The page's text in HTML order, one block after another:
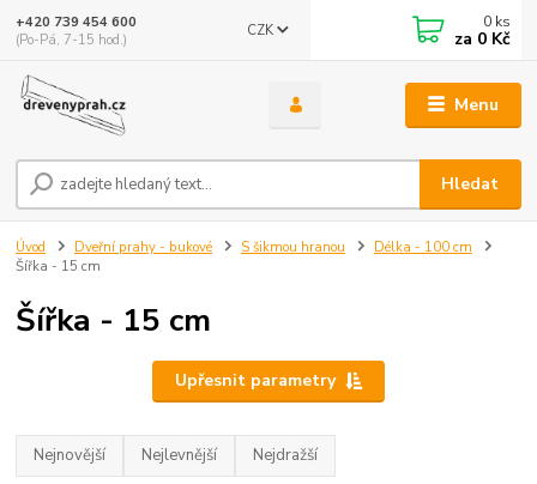
Menu
CZK
Hledat
+420 739 454 600
(Po-Pá, 7-15 hod.)
0 ks
za 0 Kč
Úvod Dveřní prahy - bukové S šikmou hranou
Délka - 100 cm
Šířka - 15 cm
Šířka - 15 cm
Upřesnit parametry
Nejnovější Nejlevnější Nejdražší